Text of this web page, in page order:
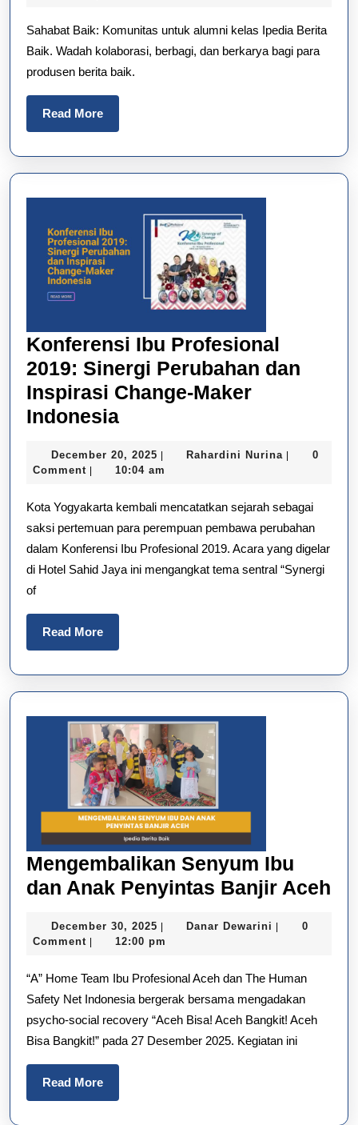
Para
Alumni
Sahabat Baik: Komunitas untuk alumni kelas Ipedia Berita
Baik. Wadah kolaborasi, berbagi, dan berkarya bagi para
produsen berita baik.
Read MoreRead
More
Konferensi Ibu Profesional
2019: Sinergi Perubahan dan
Inspirasi Change-Maker
IndonesiaKonferensi
Profesional
Sinergi
Perubahan
dan
Inspirasi
Indonesia
December 20, 2025 December
20,
Rahardini Nurina Rahardini
0
Comment
10:04 am
Kota Yogyakarta kembali mencatatkan sejarah sebagai
saksi pertemuan para perempuan pembawa perubahan
dalam Konferensi Ibu Profesional 2019. Acara yang digelar
di Hotel Sahid Jaya ini mengangkat tema sentral “Synergi
of
Read MoreRead
More
Mengembalikan Senyum Ibu
dan Anak Penyintas Banjir Aceh
December 30, 2025 December
30,
Danar Dewarini Danar0
Comment
12:00 pm
“A” Home Team Ibu Profesional Aceh dan The Human
Safety Net Indonesia bergerak bersama mengadakan
psycho-social recovery “Aceh Bisa! Aceh Bangkit! Aceh
Bisa Bangkit!” pada 27 Desember 2025. Kegiatan ini
Read MoreRead
More